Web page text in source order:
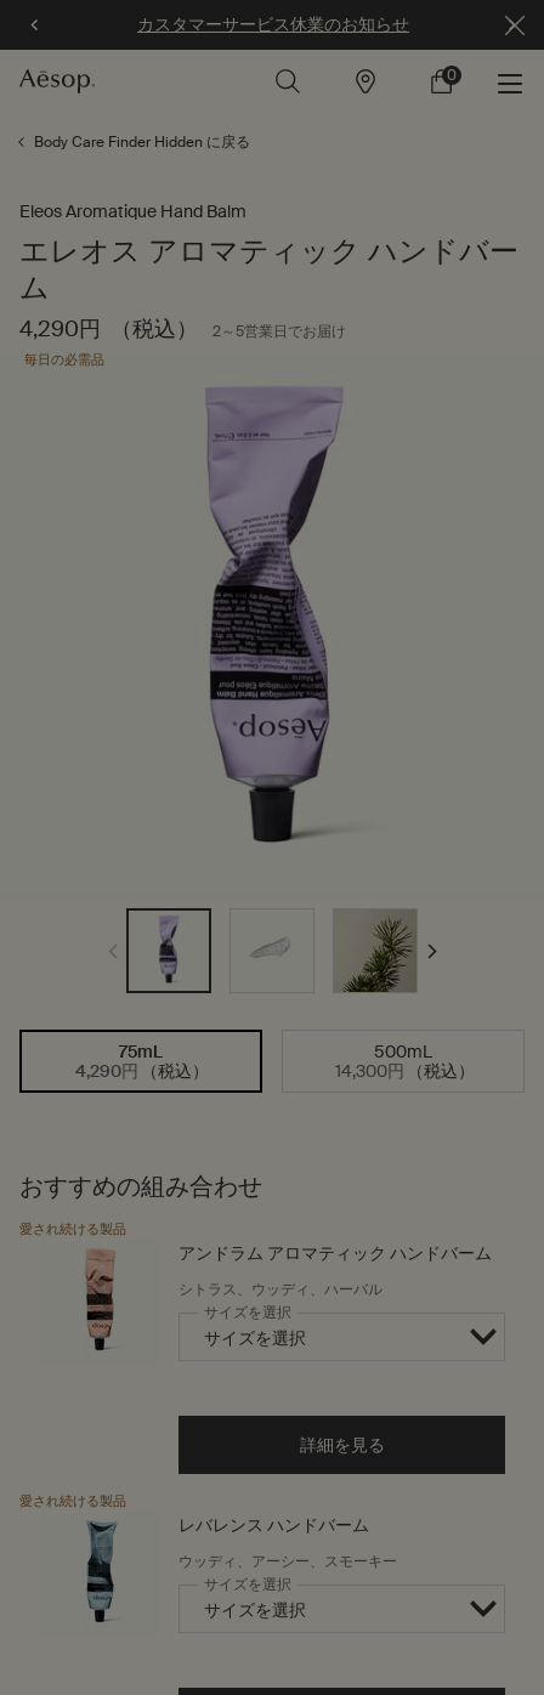
カスタマーサービス休業のお知らせ
店
カ
0
0 カート内の製
Body Care Finder Hidden に戻る
Eleos Aromatique Hand Balm
エレオス アロマティック ハンドバー
ム
4,290円 （税込） 2～5営業日でお届け
毎日の必需品
選択済み
75mL
4,290円
（税込）
, 1/2 選択済み
500mL
14,300円
（税込）
, 2/2
おすすめの組み合わせ
アンドラム アロマティック ハンドバーム
シトラス、ウッディ、ハーバル
愛され続ける製品
サイズを選択
詳細を見る
レバレンス ハンドバーム
ウッディ、アーシー、スモーキー
愛され続ける製品
サイズを選択